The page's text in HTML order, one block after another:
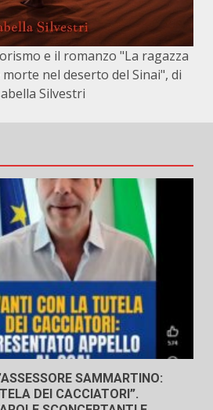
e il romanzo "La ragazza
nel deserto del Sinai", di
Silvestri
SAMMARTINO:
DEI CACCIATORI”.